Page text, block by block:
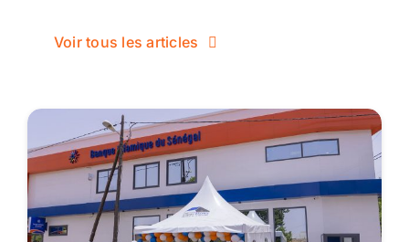
Voir tous les articles